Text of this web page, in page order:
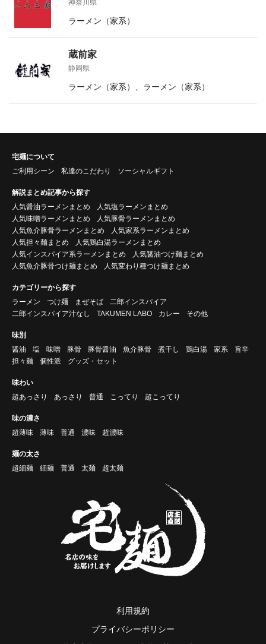
神奈川県
ラーメン（家系）
蔵前家
静岡県
ラーメン（家系）、ラーメン（家系）
宅麺について
ご利用シーン
私達のこだわり ソーシャルギフト
解説まとめ記事から探す
人気醤油ラーメンまとめ
人気塩ラーメンまとめ
人気味噌ラーメンまとめ
人気豚骨ラーメンまとめ
人気魚介豚骨ラーメンまとめ
人気家系ラーメンまとめ
人気担々麺まとめ
人気鶏白湯ラーメンまとめ
人気インスパイア系ラーメンまとめ
人気醤油つけ麺まとめ
人気魚介豚骨つけ麺まとめ
人気変わり種つけ麺まとめ
カテゴリーから探す
ラーメン
つけ麺 まぜそば
二郎インスパイア
二郎インスパイア汁なし
TAKUMEN LABO カレー その他
味別
醤油
塩 味噌 豚骨 豚骨醤油 魚介豚骨 煮干し 鶏白湯 家系
旨辛
担々麺
個性派 グッズ・セット
味わい
超あっさり
あっさり 普通 こってり 超こってり
味の濃さ
超薄味
薄味 普通 濃味 超濃味
麺の太さ
超細麺
細麺 普通 太麺 超太麺
利用規約
プライバシーポリシー